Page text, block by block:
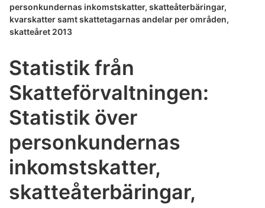
personkundernas inkomstskatter, skatteåterbäringar,
kvarskatter samt skattetagarnas andelar per områden,
skatteåret 2013
Statistik från
Skatteförvaltningen:
Statistik över
personkundernas
inkomstskatter,
skatteåterbäringar,